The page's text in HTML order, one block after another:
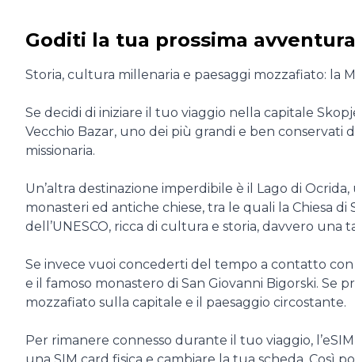
Goditi la tua prossima
Storia, cultura millenaria e paesaggi mozzafiato: la
Se decidi di iniziare il tuo viaggio nella capitale
Vecchio Bazar, uno dei più grandi e ben conservati
missionaria.
Un’altra destinazione imperdibile è il Lago di
monasteri ed antiche chiese, tra le quali la Chiesa
dell’UNESCO, ricca di cultura e storia, davvero
Se invece vuoi concederti del tempo a contatto
e il famoso monastero di San Giovanni Bigorski.
mozzafiato sulla capitale e il paesaggio circostante.
Per rimanere connesso durante il tuo viaggio,